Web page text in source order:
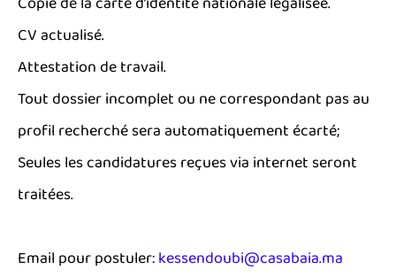
CV actualisé.
Attestation de travail.
Tout dossier incomplet ou ne correspondant pas au
profil recherché sera automatiquement écarté;
Seules les candidatures reçues via internet seront
traitées.
Email pour postuler:kessendoubi@casabaia.ma